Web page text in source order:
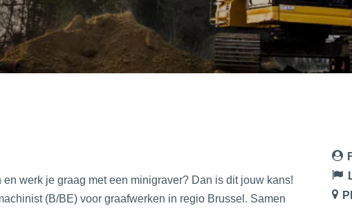
werk je graag met een minigraver? Dan is dit jouw kans!
(B/BE) voor graafwerken in regio Brussel. Samen